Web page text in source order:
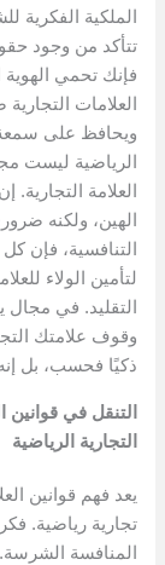
الملكية الفكرية
تتأكد من وجود
فإنك تحمي الهوية
العلامات
ويحافظ على سمعة
الرياضية ليست
العلامة
الهين، ولكنه
لتأمين الولاء
التقليد. في مجال
وقوف علامتك
ذكيًا فحسب، بل
التنقل في قوانين
التجارية الرياضية
يعد فهم قوانين
تجارية رياضية.
المنافسة